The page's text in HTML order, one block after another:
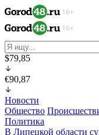
$79,85
€90,87
Новости
Общество
Политика
В Липецкой области